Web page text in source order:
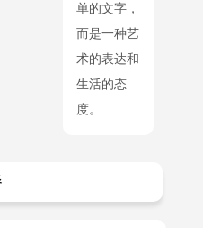
单的文字，
而是一种艺
术的表达和
生活的态
度。